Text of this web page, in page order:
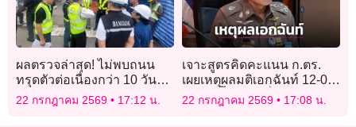
ผลตรวจล่าสุด! ไม่พบถนน
ทรุดตัวต่อเนื่องกว่า 10 วัน
อาคารแยกวงเวียนใหญ่ไม่
เคลื่อนตัว ลุยเช็กเชิงลึกอีก
22 กรกฎาคม 2569 17:12 น.
เจาะสูตรคิดคะแนน ก.ตร.
เผยเหตุผลมติเอกฉันท์ 12-0
เลือก ‘บิ๊กราญ’ นั่ง ผบ.ตร.คน
22 กรกฎาคม 2569 17:08 น.